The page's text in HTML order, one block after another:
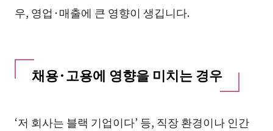
우, 영업·매출에 큰 영향이 생깁니다.
채용·고용에 영향을 미치는 경우
‘저 회사는 블랙 기업이다’ 등, 직장 환경이나 인간